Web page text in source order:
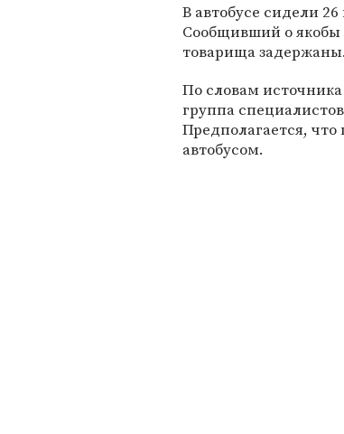
В автобусе сидели
Сообщивший о
товарища задержаны.
По словам
группа
Предполагается,
автобусом.